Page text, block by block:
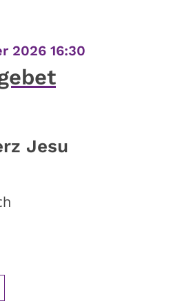
2026 16:30
Jesu